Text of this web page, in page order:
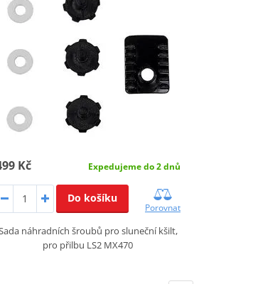
Kč Expedujeme do 2 dnů
Do košíku
Porovnat
náhradních šroubů pro sluneční kšilt,
pro přilbu LS2 MX470